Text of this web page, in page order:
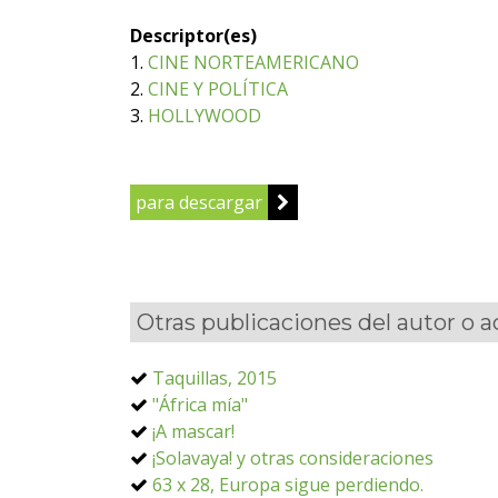
Descriptor(es)
1. CINE NORTEAMERICANO
2. CINE Y POLÍTICA
3. HOLLYWOOD
para descargar
Otras publicaciones del autor o
Taquillas, 2015
"África mía"
¡A mascar!
¡Solavaya! y otras consideraciones
63 x 28, Europa sigue perdiendo.